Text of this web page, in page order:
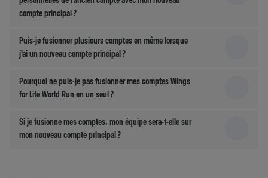
compte principal ?
Puis-je fusionner plusieurs comptes en même lorsque
j'ai un nouveau compte principal ?
Pourquoi ne puis-je pas fusionner mes comptes Wings
for Life World Run en un seul ?
Si je fusionne mes comptes, mon équipe sera-t-elle sur
mon nouveau compte principal ?